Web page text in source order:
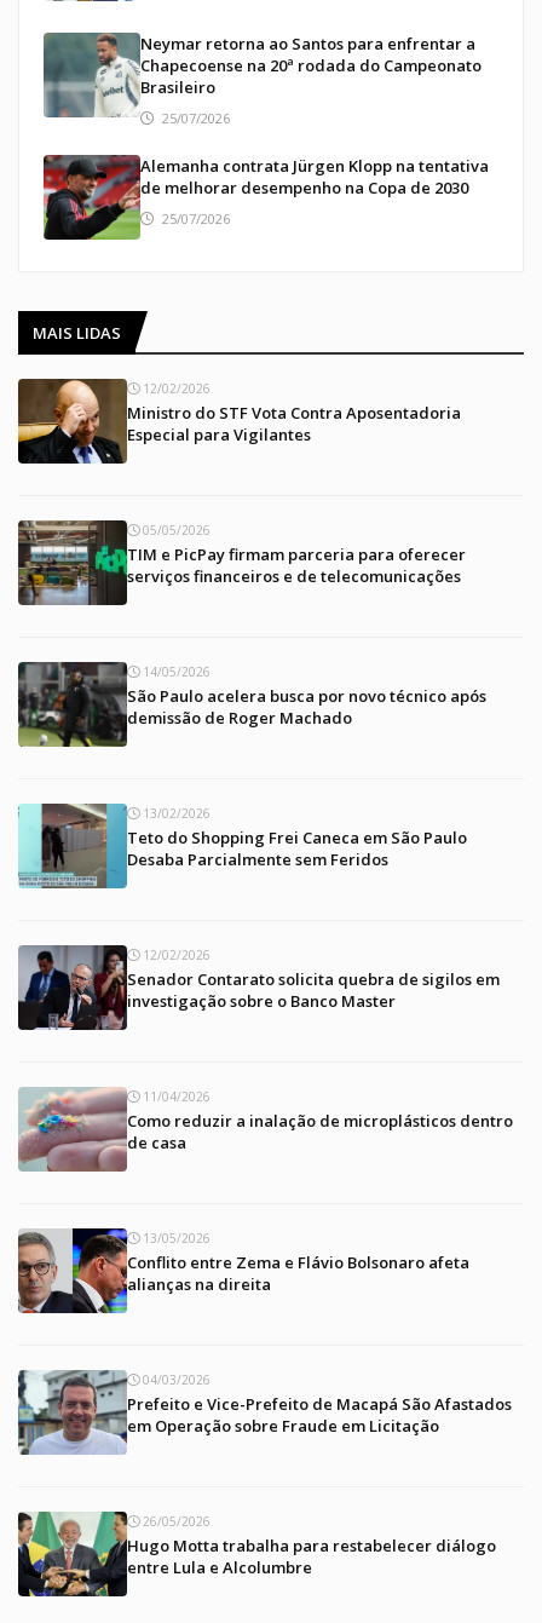
Neymar retorna ao Santos para enfrentar a
Chapecoense na 20ª rodada do Campeonato
Brasileiro
25/07/2026
Alemanha contrata Jürgen Klopp na tentativa
de melhorar desempenho na Copa de 2030
25/07/2026
MAIS LIDAS
12/02/2026
Ministro do STF Vota Contra Aposentadoria
Especial para Vigilantes
05/05/2026
TIM e PicPay firmam parceria para oferecer
serviços financeiros e de telecomunicações
14/05/2026
São Paulo acelera busca por novo técnico após
demissão de Roger Machado
13/02/2026
Teto do Shopping Frei Caneca em São Paulo
Desaba Parcialmente sem Feridos
12/02/2026
Senador Contarato solicita quebra de sigilos em
investigação sobre o Banco Master
11/04/2026
Como reduzir a inalação de microplásticos dentro
de casa
13/05/2026
Conflito entre Zema e Flávio Bolsonaro afeta
alianças na direita
04/03/2026
Prefeito e Vice-Prefeito de Macapá São Afastados
em Operação sobre Fraude em Licitação
26/05/2026
Hugo Motta trabalha para restabelecer diálogo
entre Lula e Alcolumbre